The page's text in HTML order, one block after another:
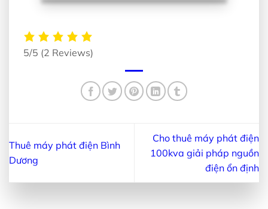
5/5 (2 Reviews)
Thuê máy phát điện Bình
Dương
Cho thuê máy phát điện
100kva giải pháp nguồn
điện ổn định